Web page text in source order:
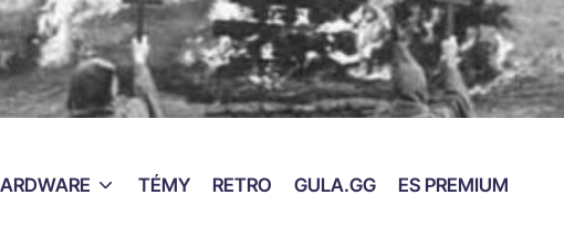
TÉMY RETRO GULA.GG ES PREMIUM